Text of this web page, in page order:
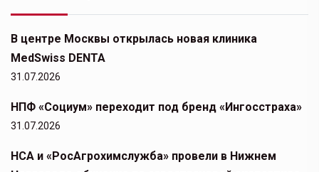
В центре Москвы открылась новая клиника
MedSwiss DENTA
31.07.2026
НПФ «Социум» переходит под бренд «Ингосстраха»
31.07.2026
НСА и «РосАгрохимслужба» провели в Нижнем